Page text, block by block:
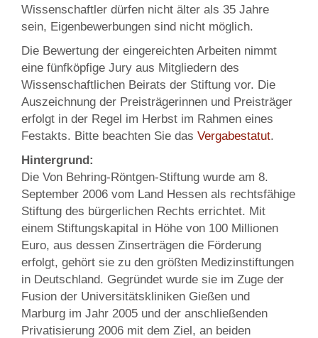
Wissenschaftler dürfen nicht älter als 35 Jahre
sein, Eigenbewerbungen sind nicht möglich.
Die Bewertung der eingereichten Arbeiten nimmt
eine fünfköpfige Jury aus Mitgliedern des
Wissenschaftlichen Beirats der Stiftung vor. Die
Auszeichnung der Preisträgerinnen und Preisträger
erfolgt in der Regel im Herbst im Rahmen eines
Festakts. Bitte beachten Sie das Vergabestatut.
Hintergrund:
Die Von Behring-Röntgen-Stiftung wurde am 8.
September 2006 vom Land Hessen als rechtsfähige
Stiftung des bürgerlichen Rechts errichtet. Mit
einem Stiftungskapital in Höhe von 100 Millionen
Euro, aus dessen Zinserträgen die Förderung
erfolgt, gehört sie zu den größten Medizinstiftungen
in Deutschland. Gegründet wurde sie im Zuge der
Fusion der Universitätskliniken Gießen und
Marburg im Jahr 2005 und der anschließenden
Privatisierung 2006 mit dem Ziel, an beiden